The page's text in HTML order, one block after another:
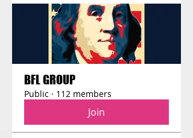
BFL GROUP
Public · 112 members
Join